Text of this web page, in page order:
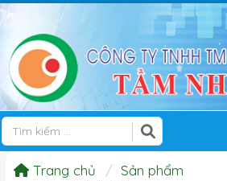
Trang chủ
Sản phẩm